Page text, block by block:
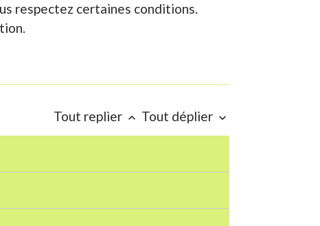
respectez certaines conditions.
Tout replier keyboard_arrow_up Tout déplier keyboard_arrow_down